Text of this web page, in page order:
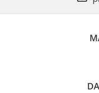
Piese Farryman